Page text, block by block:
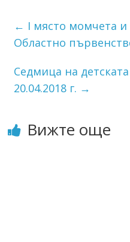
← I място момчета
Областно
Седмица на
20.04.2018 г. →
Вижте още